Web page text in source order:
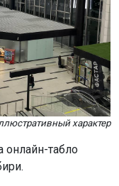
характер
онлайн-табло